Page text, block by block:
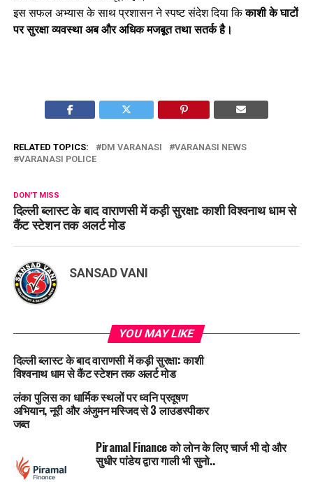
इस सफल अभ्यास के साथ प्रशासन ने स्पष्ट संदेश दिया किकाशी के घाटों
पर सुरक्षा व्यवस्था अब और अधिक मजबूत तथा सतर्क है।
RELATED TOPICS: DM VARANASI
VARANASI NEWS
VARANASI POLICE
DON'T MISS
दिल्ली ब्लास्ट के बाद वाराणसी में कड़ी सुरक्षा: काशी विश्वनाथ धाम से
कैंट स्टेशन तक अलर्ट मोड
SANSAD VANI
YOU MAY LIKE
दिल्ली ब्लास्ट के बाद वाराणसी में कड़ी सुरक्षा: काशी
विश्वनाथ धाम से कैंट स्टेशन तक अलर्ट मोड
लंका पुलिस का धार्मिक स्थलों पर ध्वनि प्रदूषण
अभियान, नूरी और अंजुमन मस्जिद से 3 लाउडस्पीकर
जब्त
Piramal Finance को लोन के लिए चार्ज भी दो और
सुधीर पांडेय द्वारा गाली भी सुनो..